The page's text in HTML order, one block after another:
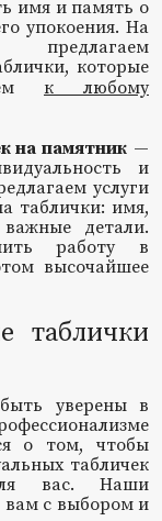
имя и память о
упокоения. На
которые
к любому
на памятник —
и
услуги
таблички: имя,
детали.
работу в
высочайшее
таблички
уверены в
о том, чтобы
табличек
вас. Наши
вам с выбором и